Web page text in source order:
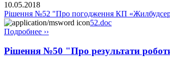
10.05.2018
Рішення №52 "Про погодження КП
52.doc
Подробнее ››
Рішення №50 "Про результати